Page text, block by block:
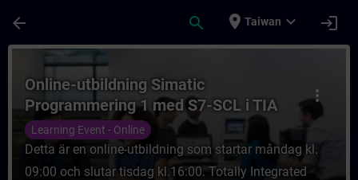
arrow_back search place Taiwan expand_more login
課程 - Online-utbildning Simatic
more_vert
Online-utbildning Simatic
Programmering 1 med S7-SCL i TIA
Portal
Learning Event - Online
Detta är en online-utbildning som startar måndag kl.
09:00 och slutar tisdag kl.16:00. Totally Integrated